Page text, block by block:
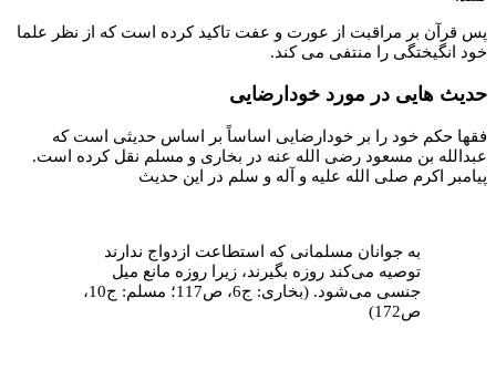
پس قرآن بر مراقبت از عورت و عفت تاکید کرده است که از نظر علما
خود انگیختگی را منتفی می کند.
حدیث هایی در مورد خودارضایی
فقها حکم خود را بر خودارضایی اساساً بر اساس حدیثی است که
عبدالله بن مسعود رضی الله عنه در بخاری و مسلم نقل کرده است.
پیامبر اکرم صلی الله علیه و آله و سلم در این حدیث
به جوانان مسلمانی که استطاعت ازدواج ندارند
توصیه می‌کند روزه بگیرند، زیرا روزه مانع میل
جنسی می‌شود. (بخاری: ج6، ص117؛ مسلم: ج10،
ص172)